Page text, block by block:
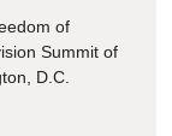
of
Summit of
D.C.